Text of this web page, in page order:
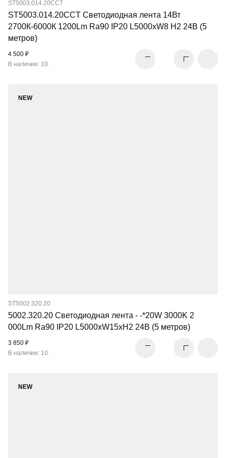
ST5003.014.20CCT
ST5003.014.20CCT Светодиодная лента 14Вт
2700К-6000К 1200Lm Ra90 IP20 L5000xW8 H2 24В (5
метров)
4 500 ₽
В наличии: 10 .
NEW
ST5002.320.20
5002.320.20 Светодиодная лента - -*20W 3000K 2
000Lm Ra90 IP20 L5000xW15xH2 24В (5 метров)
3 850 ₽
В наличии: 10 .
NEW